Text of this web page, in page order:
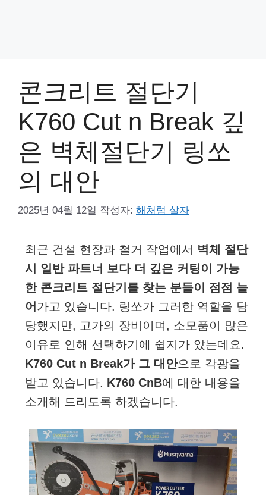
콘크리트 절단기
K760 Cut n Break 깊
은 벽체절단기 링쏘
의 대안
2025년 04월 12일 작성자: 해처럼 살자
최근 건설 현장과 철거 작업에서 벽체 절단
시 일반 파트너 보다 더 깊은 커팅이 가능
한 콘크리트 절단기를 찾는 분들이 점점 늘
어가고 있습니다. 링쏘가 그러한 역할을 담
당했지만, 고가의 장비이며, 소모품이 많은
이유로 인해 선택하기에 쉽지가 았는데요.
K760 Cut n Break가 그 대안으로 각광을
받고 있습니다. K760 CnB에 대한 내용을
소개해 드리도록 하겠습니다.